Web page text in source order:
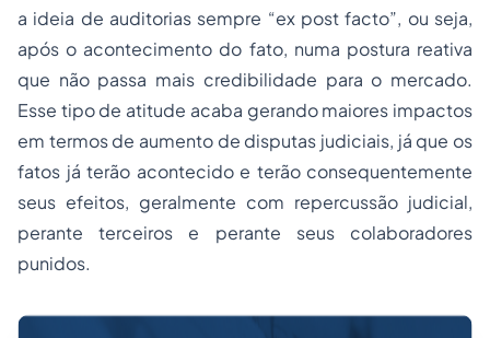
a ideia de auditorias sempre “ex post facto”, ou seja,
após o acontecimento do fato, numa postura reativa
que não passa mais credibilidade para o mercado.
Esse tipo de atitude acaba gerando maiores impactos
em termos de aumento de disputas judiciais, já que os
fatos já terão acontecido e terão consequentemente
seus efeitos, geralmente com repercussão judicial,
perante terceiros e perante seus colaboradores
punidos.